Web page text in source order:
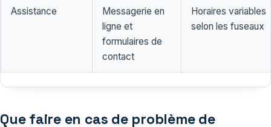
Assistance
Messagerie en
ligne et
formulaires de
contact
Horaires variables
selon les fuseaux
Que faire en cas de problème de